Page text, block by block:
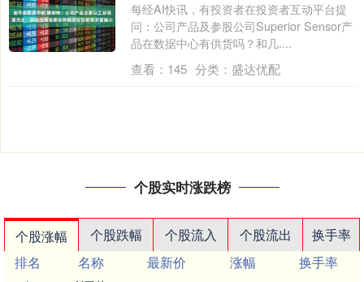
每经AI快讯，有投资者在投资者互动平台提
问：公司产品及参股公司Superior Sensor产
品在数据中心有供货吗？和几....
查看： 145 分类： 盛达优配
个股实时涨跌榜
个股涨幅 个股跌幅 个股流入 个股流出
换手率
排名
名称 最新价 涨幅
换手率